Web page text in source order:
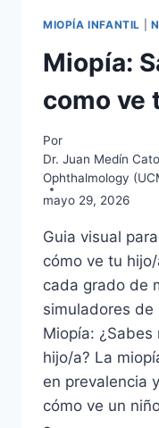
MIOPÍA INFANTIL
Miopía:
como ve
Por
Dr. Juan Medín
Ophthalmology
mayo 29, 2026
Guia visual
cómo ve tu
cada grado de
simuladores de
Miopía:
hijo/a? La
en prevalencia
cómo ve un